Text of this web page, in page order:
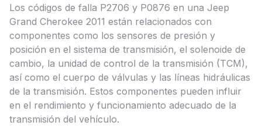
Los códigos de falla P2706 y P0876 en una Jeep
Grand Cherokee 2011 están relacionados con
componentes como los sensores de presión y
posición en el sistema de transmisión, el solenoide de
cambio, la unidad de control de la transmisión (TCM),
así como el cuerpo de válvulas y las líneas hidráulicas
de la transmisión. Estos componentes pueden influir
en el rendimiento y funcionamiento adecuado de la
transmisión del vehículo.